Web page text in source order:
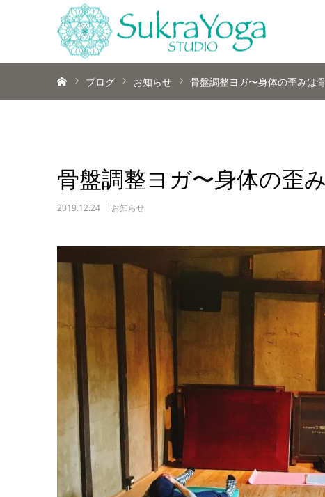
ブログ お知らせ 骨盤調整ヨガ〜身体の歪みは
骨盤調整ヨガ〜身体の歪
2019.12.24 お知らせ